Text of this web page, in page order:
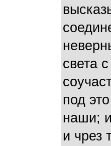
света
под
наши;
и чрез